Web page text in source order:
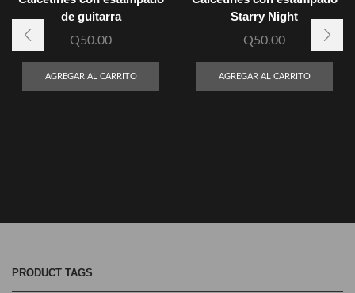
de guitarra
Q50.00
AGREGAR AL CARRITO
Starry Night
Q50.00
AGREGAR AL CARRITO
PRODUCT TAGS